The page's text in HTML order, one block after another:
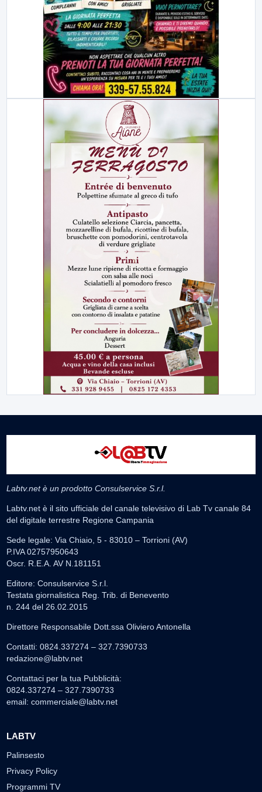
Labtv.net è un prodotto Consulservice S.r.l.
Labtv.net è il sito ufficiale del canale televisivo di Lab Tv canale 84
del digitale terrestre Regione Campania
Sede legale: Via Chiaio, 5 - 83010 – Torrioni (AV)
P.IVA 02757950643
Oscr. R.E.A. AV N.181151
Editore: Consulservice S.r.l.
Testata giornalistica Reg. Trib. di Benevento
n. 244 del 26.02.2015
Direttore Responsabile Dott.ssa Oliviero Antonella
Contatti: 0824.337274 – 327.7390733
redazione@labtv.net
Contattaci per la tua Pubblicità:
0824.337274 – 327.7390733
email: commerciale@labtv.net
LABTV
Palinsesto
Privacy Policy
Programmi TV